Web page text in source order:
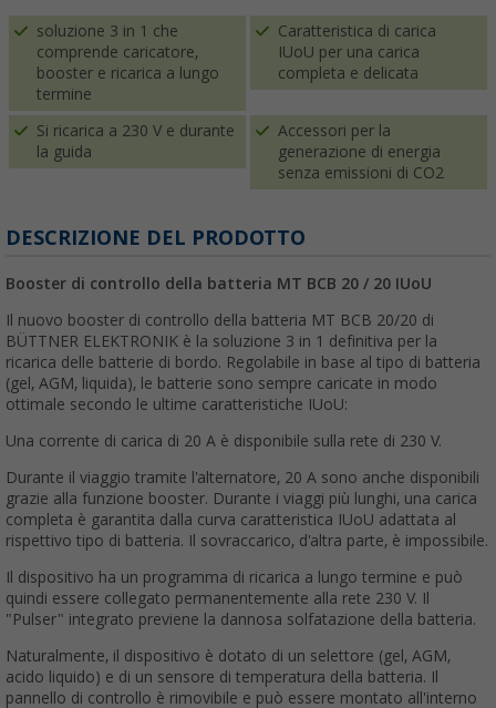
soluzione 3 in 1 che
comprende caricatore,
booster e ricarica a lungo
termine
Caratteristica di carica
IUoU per una carica
completa e delicata
Si ricarica a 230 V e durante
la guida
Accessori per la
generazione di energia
senza emissioni di CO2
DESCRIZIONE DEL PRODOTTO
Booster di controllo della batteria MT BCB 20 / 20 IUoU
Il nuovo booster di controllo della batteria MT BCB 20/20 di
BÜTTNER ELEKTRONIK è la soluzione 3 in 1 definitiva per la
ricarica delle batterie di bordo. Regolabile in base al tipo di batteria
(gel, AGM, liquida), le batterie sono sempre caricate in modo
ottimale secondo le ultime caratteristiche IUoU:
Una corrente di carica di 20 A è disponibile sulla rete di 230 V.
Durante il viaggio tramite l'alternatore, 20 A sono anche disponibili
grazie alla funzione booster. Durante i viaggi più lunghi, una carica
completa è garantita dalla curva caratteristica IUoU adattata al
rispettivo tipo di batteria. Il sovraccarico, d'altra parte, è impossibile.
Il dispositivo ha un programma di ricarica a lungo termine e può
quindi essere collegato permanentemente alla rete 230 V. Il
"Pulser" integrato previene la dannosa solfatazione della batteria.
Naturalmente, il dispositivo è dotato di un selettore (gel, AGM,
acido liquido) e di un sensore di temperatura della batteria. Il
pannello di controllo è rimovibile e può essere montato all'interno